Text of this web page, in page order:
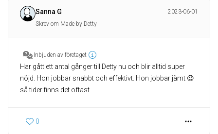
Sanna G
2023-06-01
Skrev om Made by Detty
Inbjuden av företaget
Har gått ett antal gånger till Detty nu och blir alltid super
nöjd. Hon jobbar snabbt och effektivt. Hon jobbar jämt 😉
så tider finns det oftast...
0